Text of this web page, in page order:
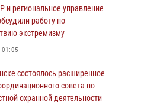
рублей выплачено
оружие сданное на возмездной
строевых подразделений
охраны Росгвардии
в период с 20 по 26 июля
и региональное управление
работу по
экстремизму
состоялось расширенное
совета по
охранной деятельности